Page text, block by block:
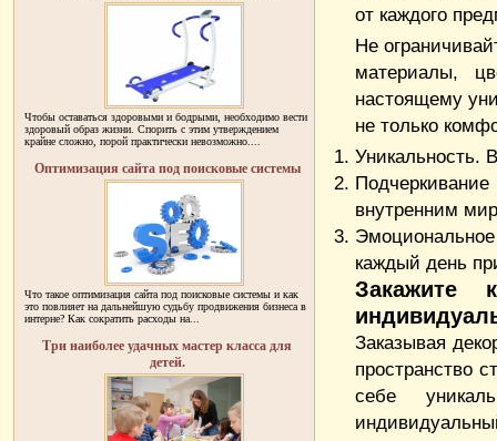
от каждого
Не
материалы,
настоящему
не только
Уникальность.
внутренним
каждый день
Закажите
Заказывая
пространство
себе
Чтобы оставаться здоровыми и бодрыми, необходимо вести
здоровый образ жизни. Спорить с этим утверждением
крайне сложно, порой практически невозможно....
Оптимизация сайта под поисковые системы
Что такое оптимизация сайта под поисковые системы и как
это повлияет на дальнейшую судьбу продвижения бизнеса в
интерне? Как сократить расходы на...
Три наиболее удачных мастер класса для
детей.